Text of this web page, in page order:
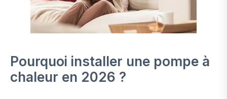
Pourquoi installer une pompe à
chaleur en 2026 ?